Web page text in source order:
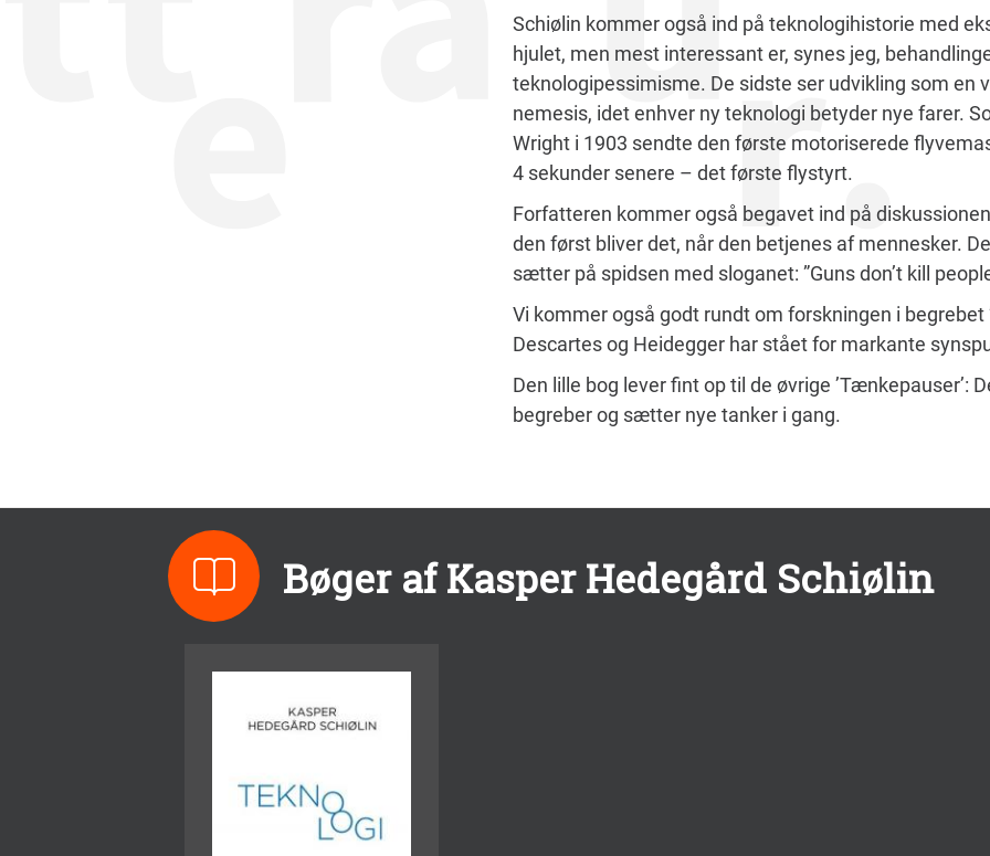
Schiølin kommer også ind på teknologihistorie med
hjulet, men mest interessant er, synes jeg,
teknologipessimisme. De sidste ser udvikling som en
nemesis, idet enhver ny teknologi betyder nye farer.
Wright i 1903 sendte den første motoriserede
4 sekunder senere – det første flystyrt.
Forfatteren kommer også begavet ind på
den først bliver det, når den betjenes af mennesker.
sætter på spidsen med sloganet: ”Guns don’t kill
Vi kommer også godt rundt om forskningen i begrebet
Descartes og Heidegger har stået for markante
Den lille bog lever fint op til de øvrige ’Tænkepauser’:
begreber og sætter nye tanker i gang.
Bøger af Kasper Hedegård Schiølin